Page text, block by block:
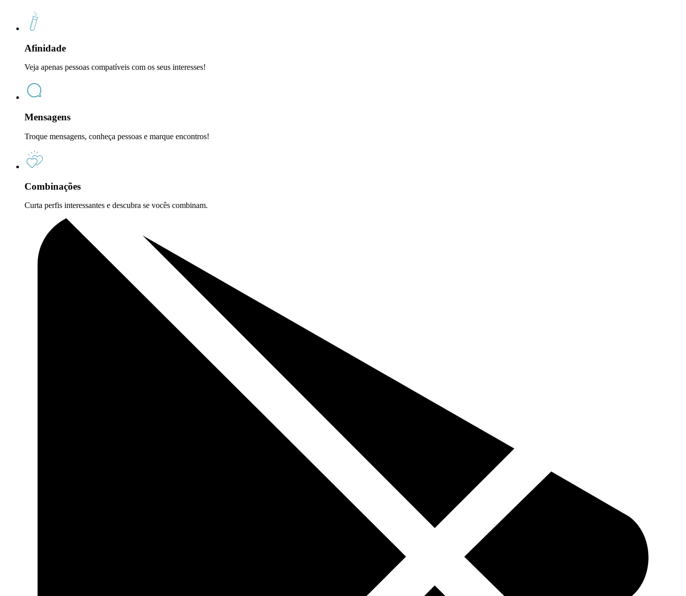
Afinidade
Veja apenas pessoas compatíveis com os seus interesses!
Mensagens
Troque mensagens, conheça pessoas e marque encontros!
Combinações
Curta perfis interessantes e descubra se vocês combinam.